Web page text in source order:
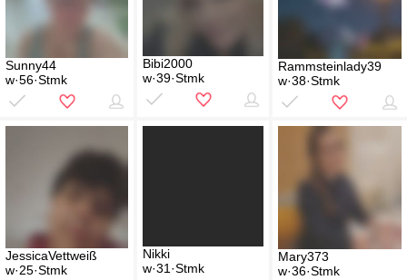
Sunny44
w·56·Stmk
Bibi2000
w·39·Stmk
Rammsteinlady39
w·38·Stmk
JessicaVettweiß
w·25·Stmk
Nikki
w·31·Stmk
Mary373
w·36·Stmk